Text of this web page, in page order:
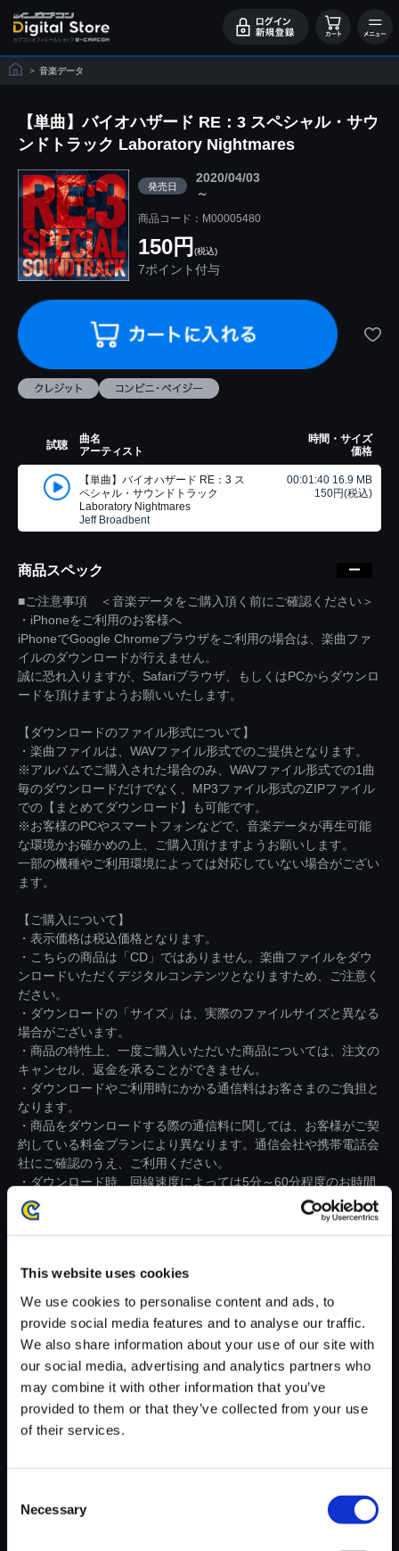
This website uses cookies
We use cookies to personalise content and ads, to
provide social media features and to analyse our traffic.
We also share information about your use of our site with
our social media, advertising and analytics partners who
may combine it with other information that you’ve
provided to them or that they’ve collected from your use
of their services.
Selection
Necessary
> 音楽データ
【単曲】バイオハザード RE：3 スペシャル・サウ
ンドトラック Laboratory Nightmares
発売日
2020/04/03
～
商品コード：M00005480
150円 (税込)
7ポイント付与
試聴
曲名
アーティスト
時間・サイズ
価格
【単曲】バイオハザード RE：3 ス
ペシャル・サウンドトラック
Laboratory Nightmares
Jeff Broadbent
00:01:40 16.9 MB
150円(税込)
商品スペック
■ご注意事項 ＜音楽データをご購入頂く前にご確認ください＞
・iPhoneをご利用のお客様へ
iPhoneでGoogle Chromeブラウザをご利用の場合は、楽曲ファ
イルのダウンロードが行えません。
誠に恐れ入りますが、Safariブラウザ、もしくはPCからダウンロ
ードを頂けますようお願いいたします。
【ダウンロードのファイル形式について】
・楽曲ファイルは、WAVファイル形式でのご提供となります。
※アルバムでご購入された場合のみ、WAVファイル形式での1曲
毎のダウンロードだけでなく、MP3ファイル形式のZIPファイル
での【まとめてダウンロード】も可能です。
※お客様のPCやスマートフォンなどで、音楽データが再生可能
な環境かお確かめの上、ご購入頂けますようお願いします。
一部の機種やご利用環境によっては対応していない場合がござい
ます。
【ご購入について】
・表示価格は税込価格となります。
・こちらの商品は「CD」ではありません。楽曲ファイルをダウ
ンロードいただくデジタルコンテンツとなりますため、ご注意く
ださい。
・ダウンロードの「サイズ」は、実際のファイルサイズと異なる
場合がございます。
・商品の特性上、一度ご購入いただいた商品については、注文の
キャンセル、返金を承ることができません。
・ダウンロードやご利用時にかかる通信料はお客さまのご負担と
なります。
・商品をダウンロードする際の通信料に関しては、お客様がご契
約している料金プランにより異なります。通信会社や携帯電話会
社にご確認のうえ、ご利用ください。
・ダウンロード時、回線速度によっては5分～60分程度のお時間
がかかる場合がございます。
※ご購入いただいたファイルのダウンロードの際には、通信環境
が安定しているWifi環境でお試しください。
【単曲】バイオハザード RE：3
スペシャル・サウンドトラック
Laboratory Nightmares